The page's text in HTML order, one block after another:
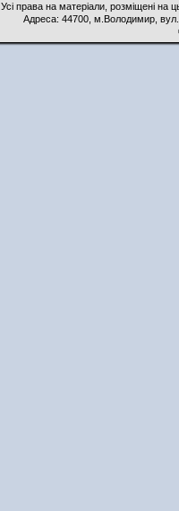
Усі права на матеріали, розміщені на
Адреса: 44700, м.Володимир,